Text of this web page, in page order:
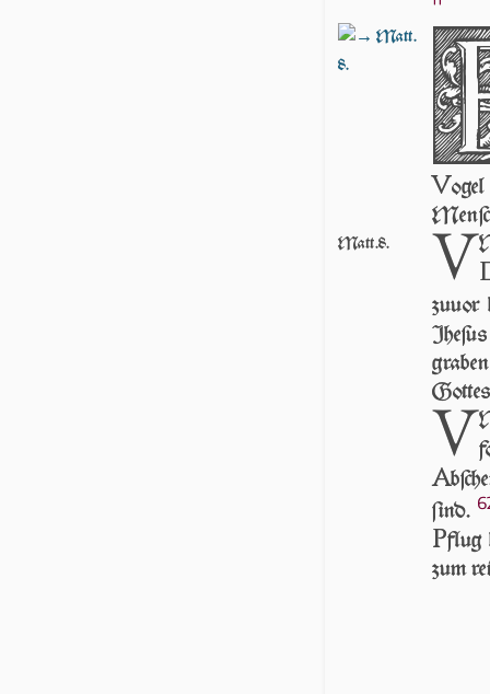
Matt.
8.
V
Matt.8. V
zu­uor
V
A
ſind.
Pflug
zum